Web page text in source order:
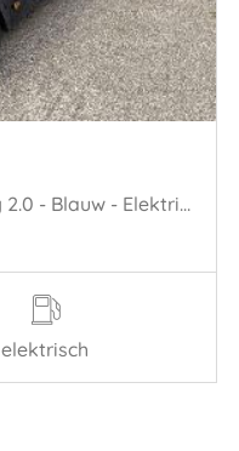
TTZ Electric invalidevoertuig 2.0 - Blauw - Elektrische invalide wagen rijbewijs vrij - 45 km/u - Canta auto
elektrisch